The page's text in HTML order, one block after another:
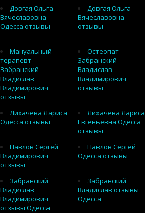
Довгая Ольга
Вячеславовна
Одесса отзывы
Довгая Ольга
Вячеславовна
отзывы
Мануальный
терапевт
Забранский
Владислав
Владимирович
отзывы
Остеопат
Забранский
Владислав
Владимирович
отзывы
Лихачёва Лариса
Одесса отзывы
Лихачёва Лариса
Евгеньевна Одесса
отзывы
Павлов Сергей
Владимирович
отзывы
Павлов Сергей
Одесса отзывы
Забранский
Владислав
Владимирович
отзывы Одесса
Забранский
Владислав отзывы
Одесса